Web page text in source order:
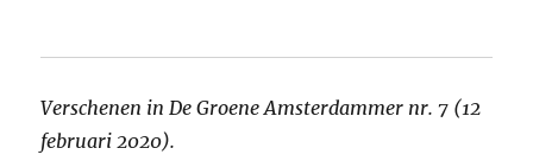
Verschenen in De Groene Amsterdammer nr. 7 (12
februari 2020).